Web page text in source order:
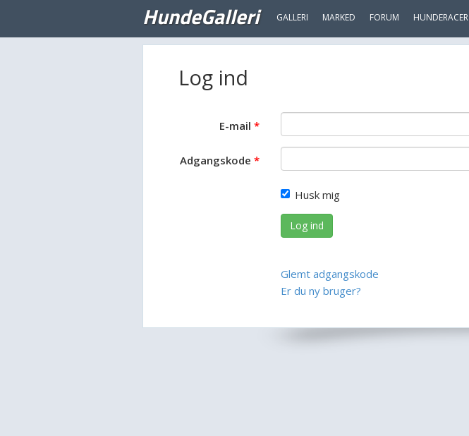
HundeGalleri GALLERI MARKED FORUM HUNDERACER
Log ind
E-mail
Adgangskode
Husk mig
Log ind
Glemt adgangskode
Er du ny bruger?